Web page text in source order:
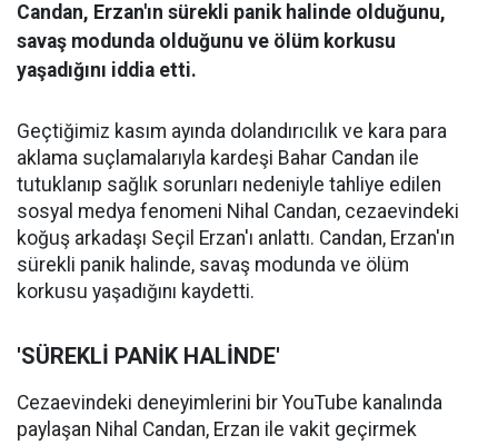
Candan, Erzan'ın sürekli panik halinde olduğunu,
savaş modunda olduğunu ve ölüm korkusu
yaşadığını iddia etti.
Geçtiğimiz kasım ayında dolandırıcılık ve kara para
aklama suçlamalarıyla kardeşi Bahar Candan ile
tutuklanıp sağlık sorunları nedeniyle tahliye edilen
sosyal medya fenomeni Nihal Candan, cezaevindeki
koğuş arkadaşı Seçil Erzan'ı anlattı. Candan, Erzan'ın
sürekli panik halinde, savaş modunda ve ölüm
korkusu yaşadığını kaydetti.
'SÜREKLİ PANİK HALİNDE'
Cezaevindeki deneyimlerini bir YouTube kanalında
paylaşan Nihal Candan, Erzan ile vakit geçirmek